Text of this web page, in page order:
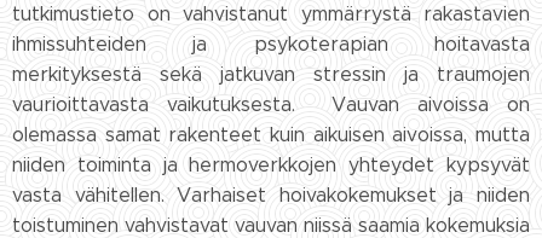
tutkimustieto on vahvistanut ymmärrystä rakastavien
ihmissuhteiden ja psykoterapian hoitavasta
merkityksestä sekä jatkuvan stressin ja traumojen
vaurioittavasta vaikutuksesta. Vauvan aivoissa on
olemassa samat rakenteet kuin aikuisen aivoissa, mutta
niiden toiminta ja hermoverkkojen yhteydet kypsyvät
vasta vähitellen. Varhaiset hoivakokemukset ja niiden
toistuminen vahvistavat vauvan niissä saamia kokemuksia